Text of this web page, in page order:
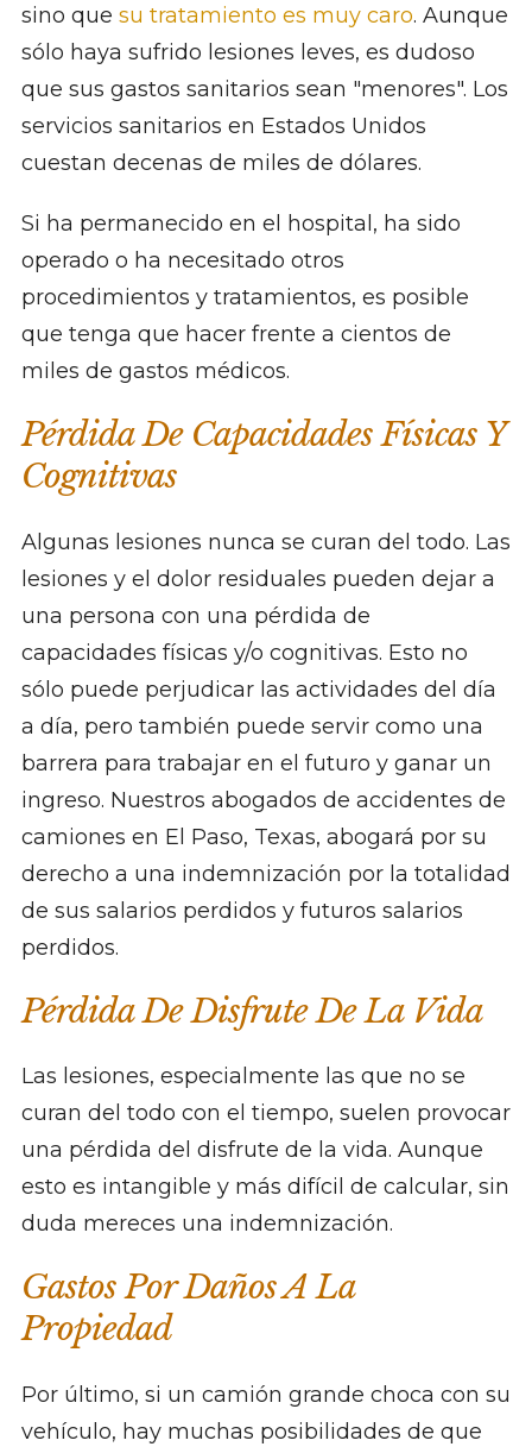
sino que su tratamiento es muy caro. Aunque
sólo haya sufrido lesiones leves, es dudoso
que sus gastos sanitarios sean "menores". Los
servicios sanitarios en Estados Unidos
cuestan decenas de miles de dólares.
Si ha permanecido en el hospital, ha sido
operado o ha necesitado otros
procedimientos y tratamientos, es posible
que tenga que hacer frente a cientos de
miles de gastos médicos.
Pérdida De Capacidades Físicas Y
Cognitivas
Algunas lesiones nunca se curan del todo. Las
lesiones y el dolor residuales pueden dejar a
una persona con una pérdida de
capacidades físicas y/o cognitivas. Esto no
sólo puede perjudicar las actividades del día
a día, pero también puede servir como una
barrera para trabajar en el futuro y ganar un
ingreso. Nuestros abogados de accidentes de
camiones en El Paso, Texas, abogará por su
derecho a una indemnización por la totalidad
de sus salarios perdidos y futuros salarios
perdidos.
Pérdida De Disfrute De La Vida
Las lesiones, especialmente las que no se
curan del todo con el tiempo, suelen provocar
una pérdida del disfrute de la vida. Aunque
esto es intangible y más difícil de calcular, sin
duda mereces una indemnización.
Gastos Por Daños A La
Propiedad
Por último, si un camión grande choca con su
vehículo, hay muchas posibilidades de que